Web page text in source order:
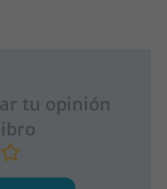
tu opinión